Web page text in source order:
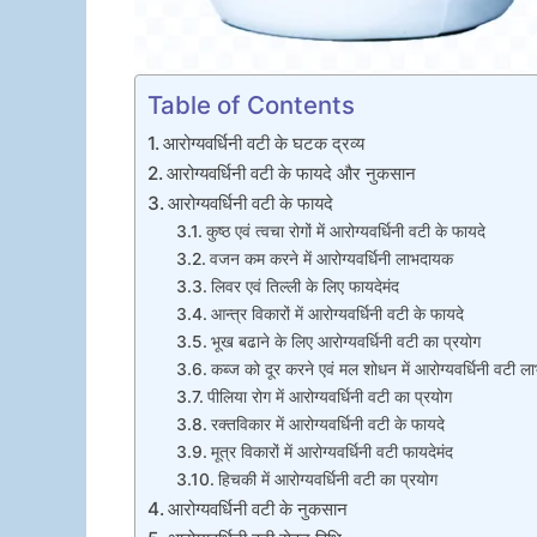
Table of Contents
आरोग्यवर्धिनी वटी के घटक द्रव्य
आरोग्यवर्धिनी वटी के फायदे और नुकसान
आरोग्यवर्धिनी वटी के फायदे
कुष्ठ एवं त्वचा रोगों में आरोग्यवर्धिनी वटी के फायदे
वजन कम करने में आरोग्यवर्धिनी लाभदायक
लिवर एवं तिल्ली के लिए फायदेमंद
आन्त्र विकारों में आरोग्यवर्धिनी वटी के फायदे
भूख बढाने के लिए आरोग्यवर्धिनी वटी का प्रयोग
कब्ज को दूर करने एवं मल शोधन में आरोग्यवर्धिनी वटी
पीलिया रोग में आरोग्यवर्धिनी वटी का प्रयोग
रक्तविकार में आरोग्यवर्धिनी वटी के फायदे
मूत्र विकारों में आरोग्यवर्धिनी वटी फायदेमंद
हिचकी में आरोग्यवर्धिनी वटी का प्रयोग
आरोग्यवर्धिनी वटी के नुकसान